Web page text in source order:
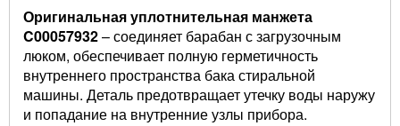
Оригинальная уплотнительная манжета
C00057932– соединяет барабан с загрузочным
люком, обеспечивает полную герметичность
внутреннего пространства бака стиральной
машины. Деталь предотвращает утечку воды наружу
и попадание на внутренние узлы прибора.